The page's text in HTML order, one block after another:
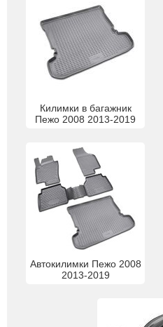
Килимки в багажник
Пежо 2008 2013-2019
Автокилимки Пежо 2008
2013-2019